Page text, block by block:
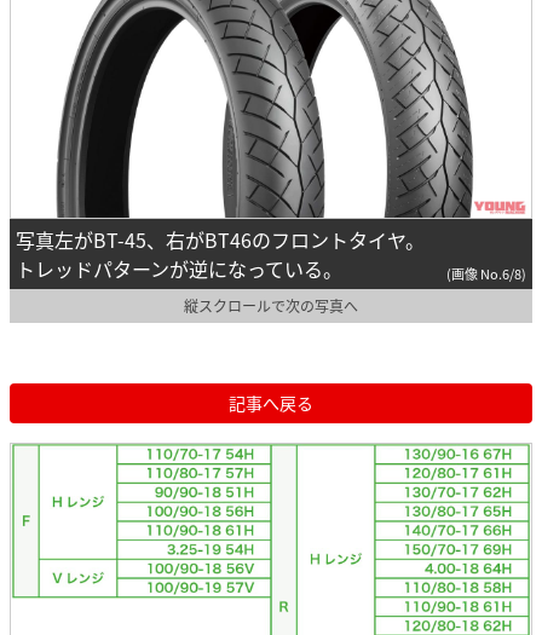
写真左がBT-45、右がBT46のフロントタイヤ。
トレッドパターンが逆になっている。
(画像 No.6/8)
縦スクロールで次の写真へ
記事へ戻る